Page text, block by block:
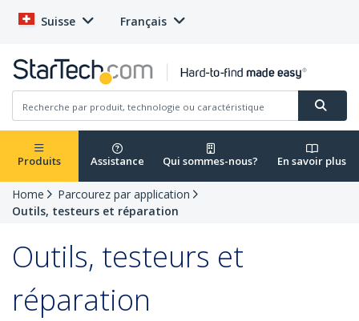
Suisse Français
Produits Assistance Qui sommes-nous? En savoir plus
Home
Parcourez par application
Outils, testeurs et réparation
Outils, testeurs et
réparation